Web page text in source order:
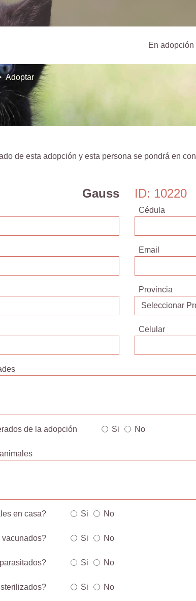
En adopción
Adoptar
de esta adopción y esta persona se pondrá en
Gauss ID: 10220
Cédula
Email
Provincia
Celular
de la adopción Si No
en casa? Si No
vacunados? Si No
Si No
Si No